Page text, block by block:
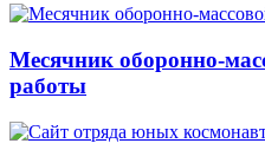
Месячник оборонно-
работы